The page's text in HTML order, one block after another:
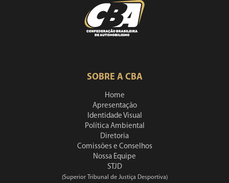
SOBRE A CBA
Home
Apresentação
Identidade Visual
Política Ambiental
Diretoria
Comissões e Conselhos
Nossa Equipe
STJD
(Superior Tribunal de Justiça Desportiva)